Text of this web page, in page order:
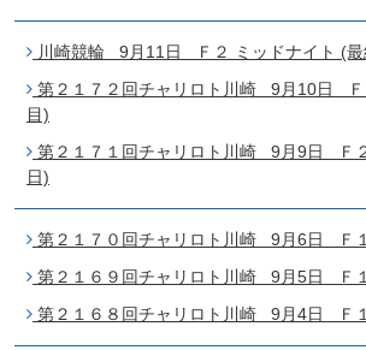
川崎競輪 9月11日 Ｆ２ ミッドナイト (最
第２１７２回チャリロト川崎 9月10日 Ｆ
目)
第２１７１回チャリロト川崎 9月9日 Ｆ
日)
第２１７０回チャリロト川崎 9月6日 Ｆ
第２１６９回チャリロト川崎 9月5日 Ｆ
第２１６８回チャリロト川崎 9月4日 Ｆ